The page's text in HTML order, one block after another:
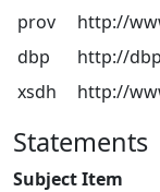
prov
http://
dbp
http://
xsdh
http://
Statements
Subject Item